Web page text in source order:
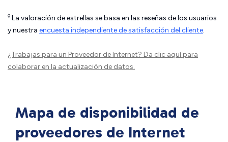
◊ La valoración de estrellas se basa en las reseñas de los usuarios
y nuestra encuesta independiente de satisfacción del cliente.
¿Trabajas para un Proveedor de Internet? Da clic aquípara
colaborar en la actualización de datos.
Mapa de disponibilidad de
proveedores de Internet